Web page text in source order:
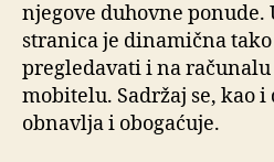
njegove duhovne ponude.
stranica je dinamična tako
pregledavati i na
mobitelu. Sadržaj se, kao i
obnavlja i obogaćuje.